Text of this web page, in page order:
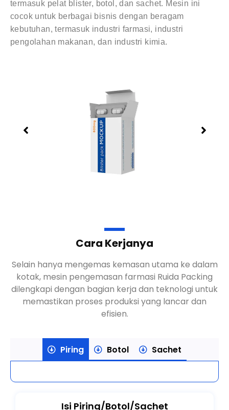
termasuk pelat blister, botol, dan sachet. Mesin ini
cocok untuk berbagai bisnis dengan beragam
kebutuhan, termasuk industri farmasi, industri
pengolahan makanan, dan industri kimia.
Selain hanya mengemas kemasan utama ke dalam
kotak, mesin pengemasan farmasi Ruida Packing
dilengkapi dengan bagian kerja dan teknologi untuk
memastikan proses produksi yang lancar dan
Piring Botol Sachet